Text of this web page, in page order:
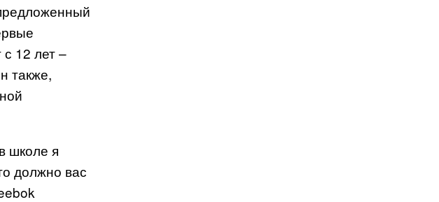
12 лет –
также,
школе я
должно вас